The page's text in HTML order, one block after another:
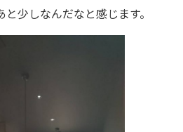
少しなんだなと感じます。